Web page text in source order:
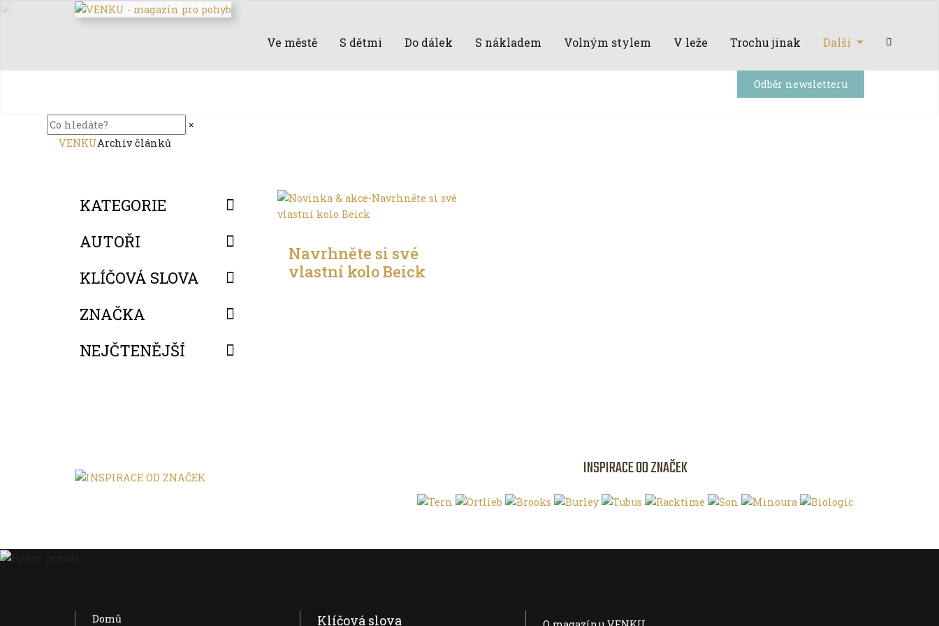
Ve městě S dětmi Do dálek S nákladem Volným stylem V leže Trochu jinak Další
Odběr newsletteru
×
VENKUArchiv článků
KATEGORIE
AUTOŘI
KLÍČOVÁ SLOVA
ZNAČKA
NEJČTENĚJŠÍ
Navrhněte si své
vlastní kolo Beick
INSPIRACE OD ZNAČEK
Domů Klíčová slova